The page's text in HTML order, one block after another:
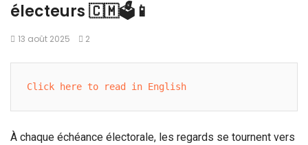
électeurs 🇨🇲🗳️📱
13 août 2025 2
Click here to read in English
À chaque échéance électorale, les regards se tournent vers